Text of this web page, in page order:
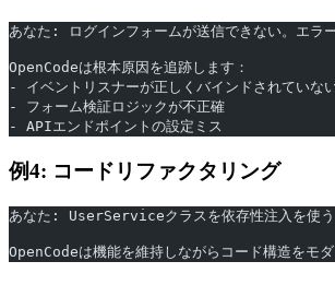
あなた: ログインフォームが送信できない。エラ
OpenCodeは根本原因を追跡します：
- イベントリスナーが正しくバインドされていな
- フォーム検証ロジックが不正確
- APIエンドポイントの設定ミス
例4: コードリファクタリング
あなた: UserServiceクラスを依存性注入を使う
OpenCodeは機能を維持しながらコード構造をモダ